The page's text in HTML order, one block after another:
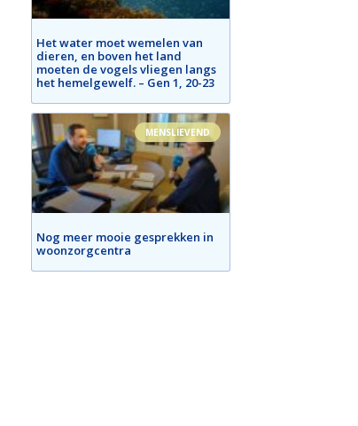
Het water moet wemelen van
dieren, en boven het land
moeten de vogels vliegen langs
het hemelgewelf. – Gen 1, 20-23
MENSLIEVEND
Nog meer mooie gesprekken in
woonzorgcentra